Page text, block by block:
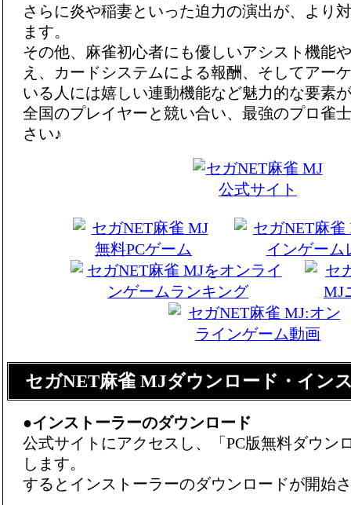
さらに炎や稲妻といった迫力の演出が、より
ます。
その他、麻雀初心者にも優しいアシスト機能
え、カードシステムによる報酬、そしてアー
いる人には嬉しい連動機能など魅力的な要素
全国のプレイヤーと競い合い、最強のプロ雀
さい♪
セガNET麻雀 MJダウンロード・イン
●インストーラーのダウンロード
公式サイトにアクセスし、「PC版無料ダウン
します。
するとインストーラーのダウンロードが開始